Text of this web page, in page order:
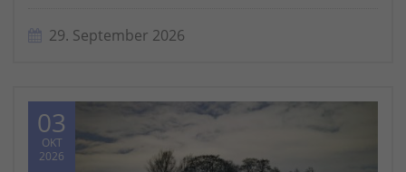
29. September 2026
03
OKT
2026